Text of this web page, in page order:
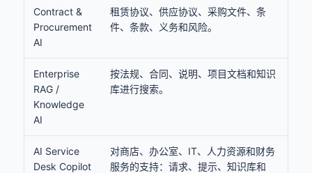
Contract &
Procurement
AI
租赁协议、供应协议、采购文件、条
件、条款、义务和风险。
Enterprise
RAG /
Knowledge
AI
按法规、合同、说明、项目文档和知识
库进行搜索。
AI Service
Desk Copilot
对商店、办公室、IT、人力资源和财务
服务的支持：请求、提示、知识库和